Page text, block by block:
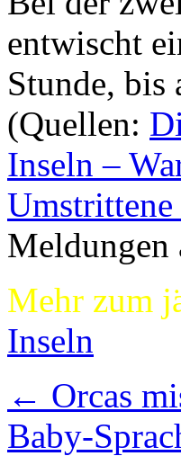
entwischt
Stunde, bis
(Quellen:
Inseln –
Meldungen
Mehr zum
Inseln
← Orcas
Baby-